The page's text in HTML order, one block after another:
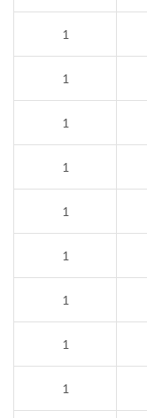
1
1
1
1
1
1
1
1
1